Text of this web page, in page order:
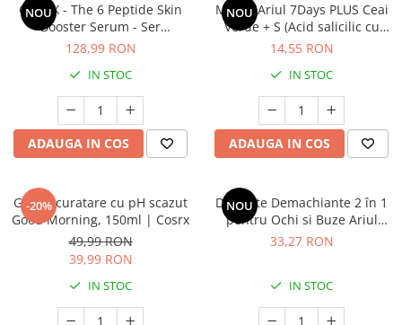
NOU
COSRX - The 6 Peptide Skin
Booster Serum - Ser
concentrat cu 6 peptide -
128,99 RON
IN STOC
ADAUGA IN COS
NOU
Mască Ariul 7Days PLUS Ceai
Verde + S (Acid salicilic cu
betaină), Control sebum,
23g
14,55 RON
IN STOC
ADAUGA IN COS
-20%
Gel de curatare cu pH scazut
Good Morning, 150ml | Cosrx
49,99 RON
39,99 RON
IN STOC
NOU
Dischete Demachiante 2 în 1
pentru Ochi si Buze Ariul
Stress Relieving, 30 buc
33,27 RON
IN STOC